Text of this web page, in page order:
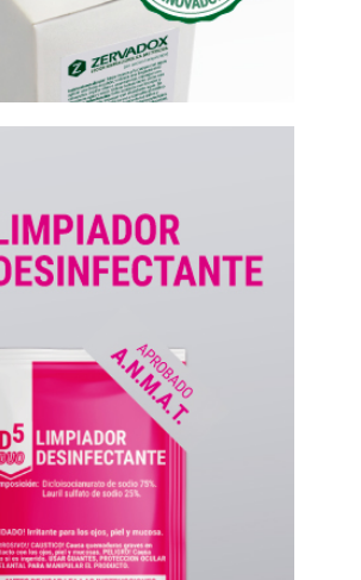
| Limpiador
desinfectante
desarrollado para pisos,